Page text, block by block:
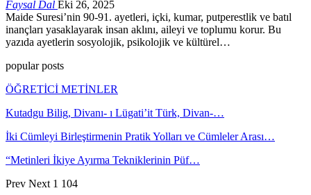
Faysal Dal Eki 26, 2025
Maide Suresi’nin 90-91. ayetleri, içki, kumar, putperestlik ve batıl
inançları yasaklayarak insan aklını, aileyi ve toplumu korur. Bu
yazıda ayetlerin sosyolojik, psikolojik ve kültürel…
popular posts
ÖĞRETİCİ METİNLER
Kutadgu Bilig, Divanı- ı Lügati’it Türk, Divan-…
İki Cümleyi Birleştirmenin Pratik Yolları ve Cümleler Arası…
“Metinleri İkiye Ayırma Tekniklerinin Püf…
Prev Next 1 104